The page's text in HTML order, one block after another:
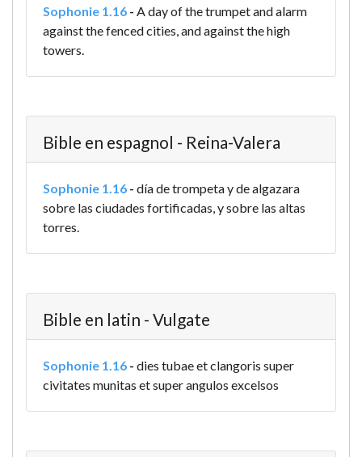
Sophonie 1.16 - A day of the trumpet and alarm
against the fenced cities, and against the high
towers.
Bible en espagnol - Reina-Valera
Sophonie 1.16 - día de trompeta y de algazara
sobre las ciudades fortificadas, y sobre las altas
torres.
Bible en latin - Vulgate
Sophonie 1.16 - dies tubae et clangoris super
civitates munitas et super angulos excelsos